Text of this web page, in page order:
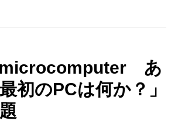
microcomputer あ
初のPCは何か？」